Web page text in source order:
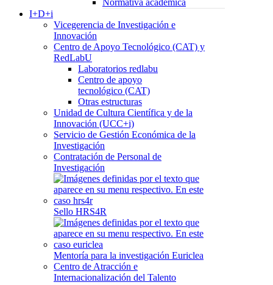
Normativa académica
I+D+i
Vicegerencia de Investigación e
Innovación
Centro de Apoyo Tecnológico (CAT) y
RedLabU
Laboratorios redlabu
Centro de apoyo
tecnológico (CAT)
Otras estructuras
Unidad de Cultura Científica y de la
Innovación (UCC+i)
Servicio de Gestión Económica de la
Investigación
Contratación de Personal de
Investigación
Sello HRS4R
Mentoría para la investigación Euriclea
Centro de Atracción e
Internacionalización del Talento